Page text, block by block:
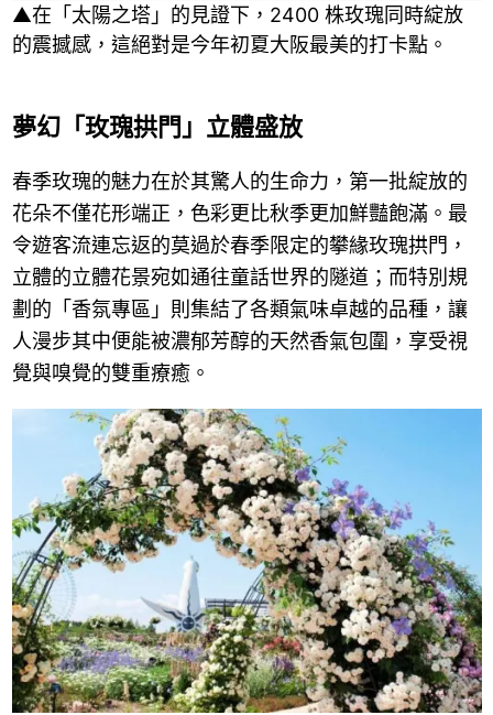
▲在「太陽之塔」的見證下，2400 株玫瑰同時綻放
的震撼感，這絕對是今年初夏大阪最美的打卡點。
夢幻「玫瑰拱門」立體盛放
春季玫瑰的魅力在於其驚人的生命力，第一批綻放的
花朵不僅花形端正，色彩更比秋季更加鮮豔飽滿。最
令遊客流連忘返的莫過於春季限定的攀緣玫瑰拱門，
立體的立體花景宛如通往童話世界的隧道；而特別規
劃的「香氛專區」則集結了各類氣味卓越的品種，讓
人漫步其中便能被濃郁芳醇的天然香氣包圍，享受視
覺與嗅覺的雙重療癒。